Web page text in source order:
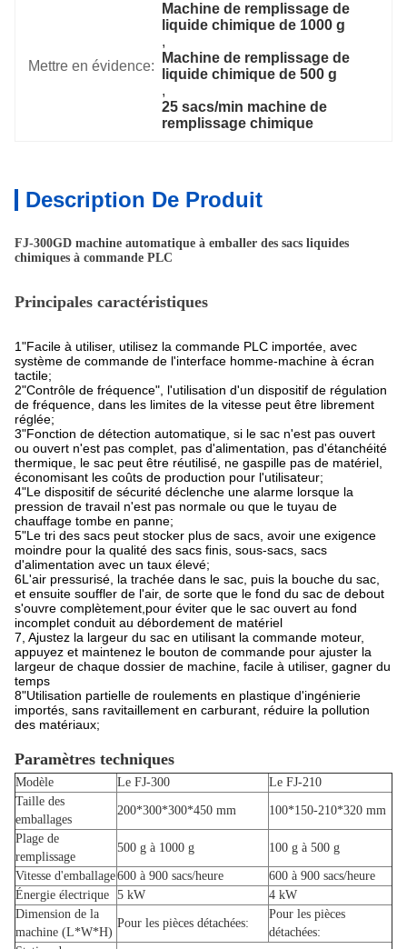
Mettre en évidence:
Machine de remplissage de
liquide chimique de 1000 g
,
Machine de remplissage de
liquide chimique de 500 g
,
25 sacs/min machine de
remplissage chimique
Description De Produit
FJ-300GD machine automatique à emballer des sacs liquides
chimiques à commande PLC
Principales caractéristiques
1"Facile à utiliser, utilisez la commande PLC importée, avec
système de commande de l'interface homme-machine à écran
tactile;
2"Contrôle de fréquence", l'utilisation d'un dispositif de régulation
de fréquence, dans les limites de la vitesse peut être librement
réglée;
3"Fonction de détection automatique, si le sac n'est pas ouvert
ou ouvert n'est pas complet, pas d'alimentation, pas d'étanchéité
thermique, le sac peut être réutilisé, ne gaspille pas de matériel,
économisant les coûts de production pour l'utilisateur;
4"Le dispositif de sécurité déclenche une alarme lorsque la
pression de travail n'est pas normale ou que le tuyau de
chauffage tombe en panne;
5"Le tri des sacs peut stocker plus de sacs, avoir une exigence
moindre pour la qualité des sacs finis, sous-sacs, sacs
d'alimentation avec un taux élevé;
6L'air pressurisé, la trachée dans le sac, puis la bouche du sac,
et ensuite souffler de l'air, de sorte que le fond du sac de debout
s'ouvre complètement,pour éviter que le sac ouvert au fond
incomplet conduit au débordement de matériel
7, Ajustez la largeur du sac en utilisant la commande moteur,
appuyez et maintenez le bouton de commande pour ajuster la
largeur de chaque dossier de machine, facile à utiliser, gagner du
temps
8"Utilisation partielle de roulements en plastique d'ingénierie
importés, sans ravitaillement en carburant, réduire la pollution
des matériaux;
Paramètres techniques
Modèle Le FJ-300
Le FJ-210
Taille des
emballages
200*300*300*450 mm 100*150-210*320 mm
Plage de
remplissage
500 g à 1000 g 100 g à 500 g
Vitesse d'emballage600 à 900 sacs/heure
600 à 900 sacs/heure
Énergie électrique 5 kW
4 kW
Dimension de la
machine (L*W*H)
Pour les pièces détachées:
Pour les pièces
détachées: